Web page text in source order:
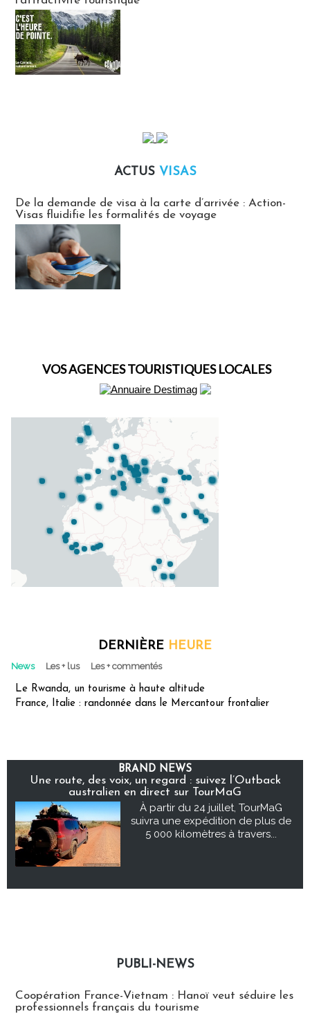
ACTUS VISAS
De la demande de visa à la carte d’arrivée : Action-
Visas fluidifie les formalités de voyage
VOS AGENCES TOURISTIQUES LOCALES
DERNIÈRE HEURE
News Les + lus Les + commentés
Le Rwanda, un tourisme à haute altitude
France, Italie : randonnée dans le Mercantour frontalier
BRAND NEWS
Une route, des voix, un regard : suivez l’Outback
australien en direct sur TourMaG
À partir du 24 juillet, TourMaG
suivra une expédition de plus de
5 000 kilomètres à travers...
PUBLI-NEWS
Coopération France-Vietnam : Hanoï veut séduire les
professionnels français du tourisme